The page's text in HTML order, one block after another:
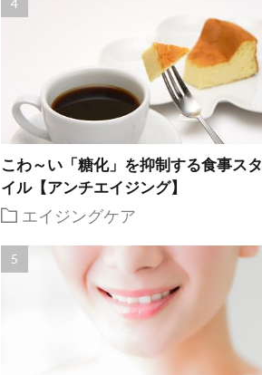
こわ～い「糖化」を抑制する食事スタ
イル【アンチエイジング】
エイジングケア